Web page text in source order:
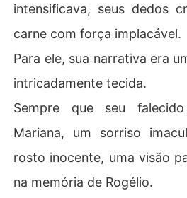
intensificava, seus dedos
carne com força implacável.
Para ele, sua narrativa era
intricadamente tecida.
Sempre que seu
Mariana, um sorriso
rosto inocente, uma visão
na memória de Rogélio.